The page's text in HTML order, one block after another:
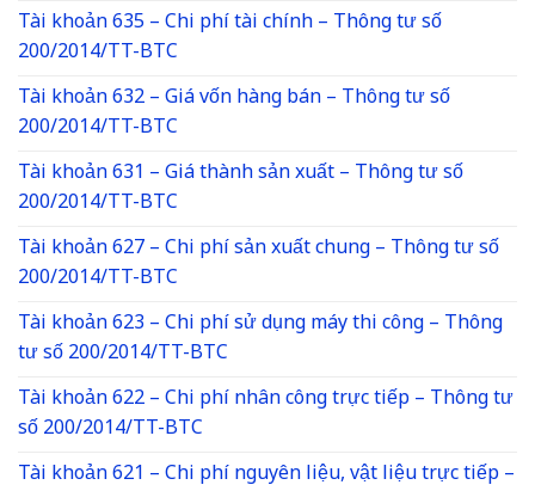
Tài khoản 635 – Chi phí tài chính – Thông tư số
200/2014/TT-BTC
Tài khoản 632 – Giá vốn hàng bán – Thông tư số
200/2014/TT-BTC
Tài khoản 631 – Giá thành sản xuất – Thông tư số
200/2014/TT-BTC
Tài khoản 627 – Chi phí sản xuất chung – Thông tư số
200/2014/TT-BTC
Tài khoản 623 – Chi phí sử dụng máy thi công – Thông
tư số 200/2014/TT-BTC
Tài khoản 622 – Chi phí nhân công trực tiếp – Thông tư
số 200/2014/TT-BTC
Tài khoản 621 – Chi phí nguyên liệu, vật liệu trực tiếp –